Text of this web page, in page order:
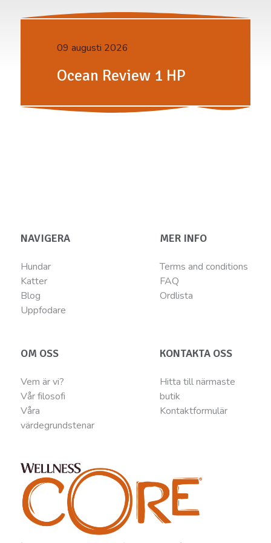
09 augusti 2026
Ocean Review 1 HP
NAVIGERA
Hundar
Katter
Blog
Uppfodare
MER INFO
Terms and conditions
FAQ
Ordlista
OM OSS
Vem är vi?
Vår filosofi
Våra
värdegrundstenar
KONTAKTA OSS
Hitta till närmaste
butik
Kontaktformulär